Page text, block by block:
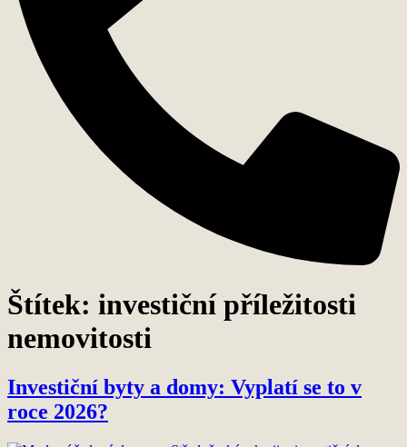
Štítek: investiční příležitosti
nemovitosti
Investiční byty a domy: Vyplatí se to v
roce 2026?